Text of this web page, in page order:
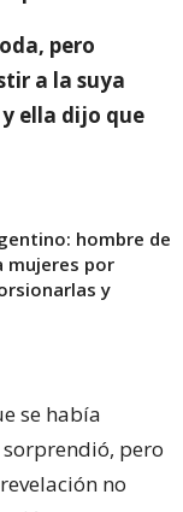
pero
a la suya
ella dijo que
hombre de
mujeres por
y
se había
pero
no